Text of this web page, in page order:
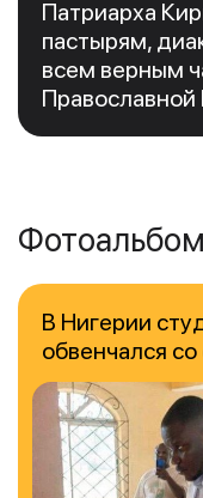
Патриарха
пастырям,
всем верным
Православной
В Нигерии
обвенчался